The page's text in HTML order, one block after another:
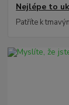
Nejlépe to
Patříte k